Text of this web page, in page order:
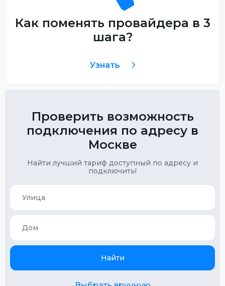
Как поменять провайдера в 3
шага?
Узнать
Проверить возможность
подключения по адресу в
Москве
Найти лучший тариф доступный по адресу и
подключить!
Найти